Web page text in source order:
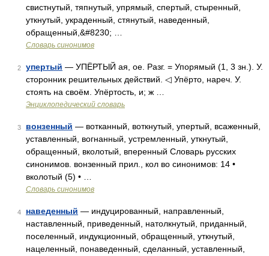
свистнутый, тяпнутый, упрямый, спертый, стыренный,
уткнутый, украденный, стянутый, наведенный,
обращенный,&#8230; …
Словарь синонимов
2 упертый — УПЁРТЫЙ ая, ое. Разг. = Упорямый (1, 3 зн.). У.
сторонник решительных действий. ◁ Упёрто, нареч. У.
стоять на своём. Упёртость, и; ж …
Энциклопедический словарь
3 вонзенный — вотканный, воткнутый, упертый, всаженный,
уставленный, вогнанный, устремленный, уткнутый,
обращенный, вколотый, вперенный Словарь русских
синонимов. вонзенный прил., кол во синонимов: 14 •
вколотый (5) • …
Словарь синонимов
4 наведенный — индуцированный, направленный,
наставленный, приведенный, натолкнутый, приданный,
поселенный, индукционный, обращенный, уткнутый,
нацеленный, понаведенный, сделанный, уставленный,